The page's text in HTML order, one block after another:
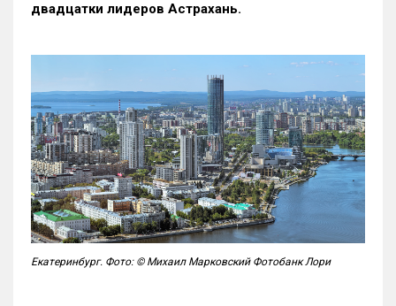
двадцатки лидеров Астрахань.
Екатеринбург. Фото: © Михаил Марковский Фотобанк Лори